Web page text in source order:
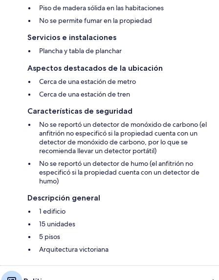
Piso de madera sólida en las habitaciones
No se permite fumar en la propiedad
Servicios e instalaciones
Plancha y tabla de planchar
Aspectos destacados de la ubicación
Cerca de una estación de metro
Cerca de una estación de tren
Características de seguridad
No se reportó un detector de monóxido de carbono (el
anfitrión no especificó si la propiedad cuenta con un
detector de monóxido de carbono, por lo que se
recomienda llevar un detector portátil)
No se reportó un detector de humo (el anfitrión no
especificó si la propiedad cuenta con un detector de
humo)
Descripción general
1 edificio
15 unidades
5 pisos
Arquitectura victoriana